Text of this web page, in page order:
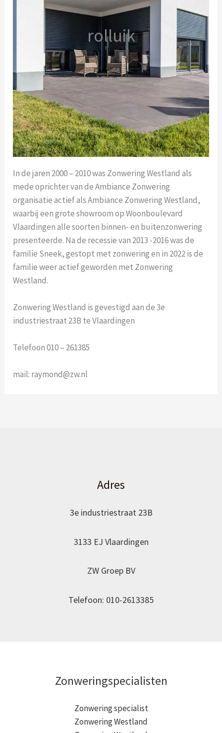
rolluik
In de jaren 2000 – 2010 was Zonwering Westland als
mede oprichter van de Ambiance Zonwering
organisatie actief als Ambiance Zonwering Westland,
waarbij een grote showroom op Woonboulevard
Vlaardingen alle soorten binnen- en buitenzonwering
presenteerde. Na de recessie van 2013 -2016 was de
familie Sneek, gestopt met zonwering en in 2022 is de
familie weer actief geworden met Zonwering
Westland.
Zonwering Westland is gevestigd aan de 3e
industriestraat 23B te Vlaardingen
Telefoon 010 – 261385
mail: raymond@zw.nl
Adres
3e industriestraat 23B
3133 EJ Vlaardingen
ZW Groep BV
Telefoon: 010-2613385
Zonweringspecialisten
Zonwering specialist
Zonwering Westland